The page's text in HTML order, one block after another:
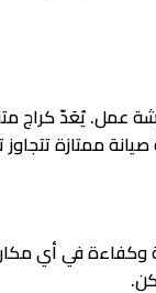
عمل. يُعَدّ كراج
ممتازة
وكفاءة في أي